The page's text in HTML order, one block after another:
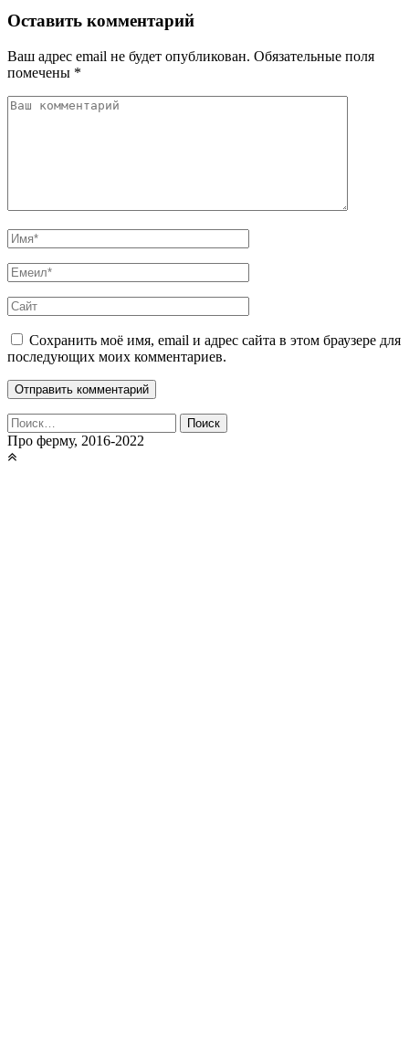
Оставить комментарий
Ваш адрес email не будет опубликован. Обязательные поля
помечены *
Сохранить моё имя, email и адрес сайта в этом браузере для
последующих моих комментариев.
Найти:
Про ферму, 2016-2022